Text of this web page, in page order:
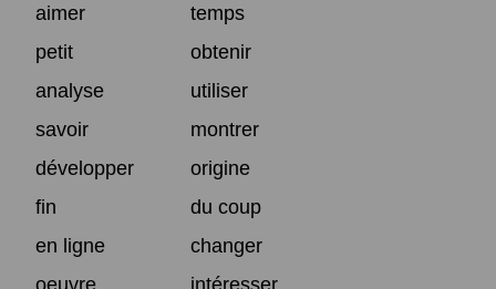
aimer
temps
petit
obtenir
analyse
utiliser
savoir
montrer
développer
origine
fin
du coup
en ligne
changer
oeuvre
intéresser